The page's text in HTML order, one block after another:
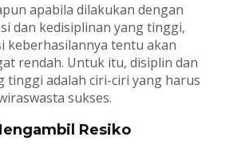
apabila dilakukan dengan
dan kedisiplinan yang tinggi,
keberhasilannya tentu akan
rendah. Untuk itu, disiplin dan
tinggi adalah ciri-ciri yang harus
sukses.
Resiko